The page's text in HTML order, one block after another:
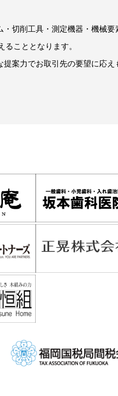
切削工具・測定機器・機械要
こととなります。
案力でお取引先の要望に応え